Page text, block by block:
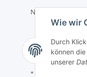
Newsletter
* Alle Preise inkl.
Wie wir
Durch
können
unserer